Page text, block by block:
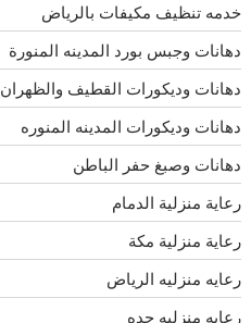
خدمه تنظيف مكيفات بالرياض
دهانات وجبس بورد المدينه المنورة
دهانات وديكورات القطيف والظهران
دهانات وديكورات المدينه المنوره
دهانات وصبغ حفر الباطن
رعاية منزلية الدمام
رعاية منزلية مكة
رعايه منزليه الرياض
رعايه منزليه جده